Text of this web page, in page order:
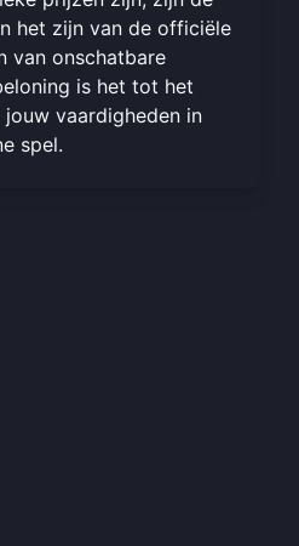
het zijn van de officiële
van onschatbare
is het tot het
vaardigheden in
spel.